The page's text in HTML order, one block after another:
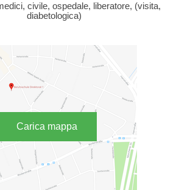
civile, ospedale, liberatore, (visita,
diabetologica)
Carica mappa